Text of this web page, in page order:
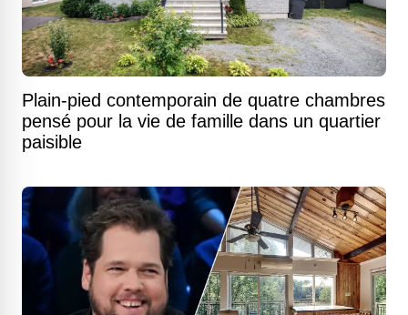
Plain-pied contemporain de quatre chambres
pensé pour la vie de famille dans un quartier
paisible